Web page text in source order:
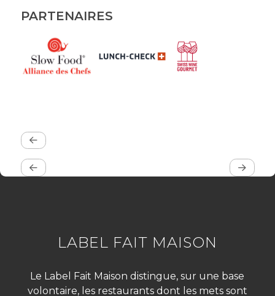
PARTENAIRES
LABEL FAIT MAISON
Le Label Fait Maison distingue, sur une base
volontaire, les restaurants dont les mets sont